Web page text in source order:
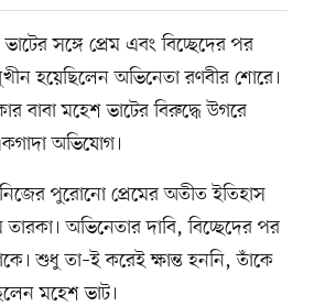
সঙ্গে প্রেম এবং বিচ্ছেদের পর
হয়েছিলেন অভিনেতা রণবীর শোরে।
বাবা মহেশ ভাটের বিরুদ্ধে উগরে
অভিযোগ।
নিজের পুরোনো প্রেমের অতীত ইতিহাস
অভিনেতার দাবি, বিচ্ছেদের পর
শুধু তা–ই করেই ক্ষান্ত হননি, তাঁকে
মহেশ ভাট।